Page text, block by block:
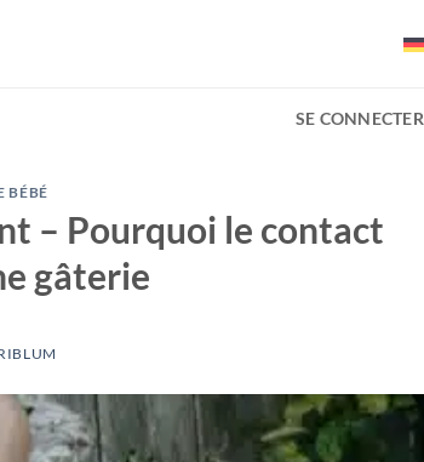
SE CONNECTER
BÉBÉ
– Pourquoi le contact
gâterie